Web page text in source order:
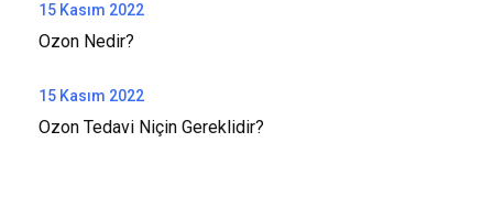
15 Kasım 2022
Ozon Nedir?
15 Kasım 2022
Ozon Tedavi Niçin Gereklidir?